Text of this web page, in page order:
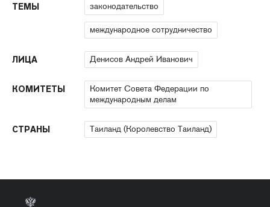
ТЕМЫ законодательство
международное сотрудничество
ЛИЦА Денисов Андрей Иванович
КОМИТЕТЫ
Комитет Совета Федерации по
международным делам
СТРАНЫ Таиланд (Королевство Таиланд)